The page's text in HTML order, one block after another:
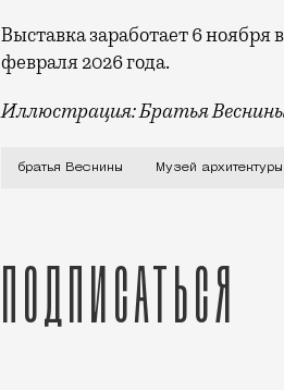
Выставка заработает 6
февраля 2026 года.
Иллюстрация: Братья
Экспозиция «Архитекторы
братья Веснины Музей
Подписаться